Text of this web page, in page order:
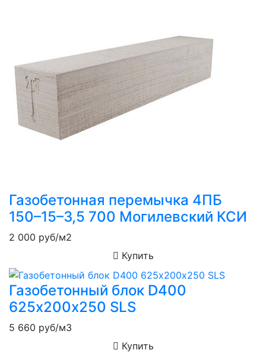
Газобетонная перемычка 4ПБ
150–15–3,5 700 Могилевский КСИ
2 000 руб/м2
Купить
Газобетонный блок D400
625х200х250 SLS
5 660 руб/м3
Купить